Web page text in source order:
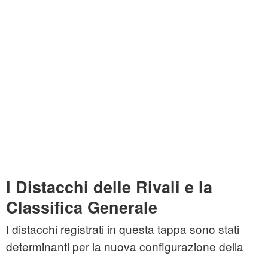
I Distacchi delle Rivali e la
Classifica Generale
I distacchi registrati in questa tappa sono stati
determinanti per la nuova configurazione della